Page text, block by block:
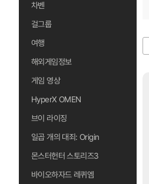
차벤
걸그룹
여행
해외게임정보
게임 영상
HyperX OMEN
브이 라이징
일곱 개의 대죄: Origin
몬스터헌터 스토리즈3
바이오하자드 레퀴엠
투력컷 [35]
이트메어 TOP 10 직업별 분포
저격했습니다! [97]
만화 | 야간 보초는 너무 힘들어
2판 ‘몬헌 와일즈’, 30~40fps 목표 추정
트 때는 로비에 온라인 기능이 있는데